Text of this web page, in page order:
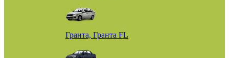
Гранта, Гранта FL